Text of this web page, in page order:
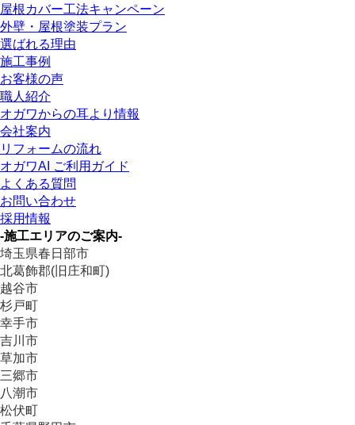
屋根カバー工法キャンペーン
外壁・屋根塗装プラン
選ばれる理由
施工事例
お客様の声
職人紹介
オガワからの耳より情報
会社案内
リフォームの流れ
オガワAI ご利用ガイド
よくある質問
お問い合わせ
採用情報
-施工エリアのご案内-
埼玉県春日部市
北葛飾郡(旧庄和町)
越谷市
杉戸町
幸手市
吉川市
草加市
三郷市
八潮市
松伏町